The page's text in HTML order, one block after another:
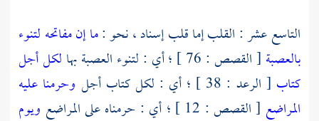
التاسع عشر : القلب إما قلب إسناد ، نحو :ما إن مفاتحه لتنوء
بالعصبة [ القصص : 76 ] ؛ أي : لتنوء العصبة بها
لكل أجل
كتاب [ الرعد : 38 ] ؛ أي : لكل كتاب أجل
وحرمنا عليه
المراضع [ القصص : 12 ] ؛ أي : حرمناه على المراضع
ويوم